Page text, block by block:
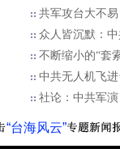
共军攻台大不
众人皆沉默：
不断缩小的“套
中共无人机飞
社论：中共军
“台海风云”